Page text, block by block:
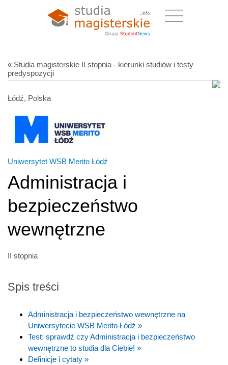
« Studia magisterskie II stopnia - kierunki studiów i testy
predyspozycji
Łódź, Polska
Uniwersytet WSB Merito Łódź
Administracja i
bezpieczeństwo
wewnętrzne
II stopnia
Spis treści
Administracja i bezpieczeństwo wewnętrzne na
Uniwersytecie WSB Merito Łódź »
Test: sprawdź czy Administracja i bezpieczeństwo
wewnętrzne to studia dla Ciebie! »
Definicje i cytaty »